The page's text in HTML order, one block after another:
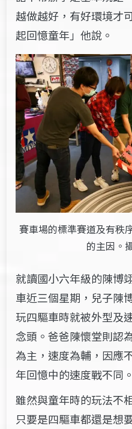
越做越好，有好環境才
起回憶童年」他說。
賽車場的標準賽道及有秩
的主因。
就讀國小六年級的陳博
車近三個星期， 兒子陳
玩四驅車時就被外型及
念頭。爸爸陳懷堂則認
為主，速度為輔，因應
年回憶中的速度戰不同。
雖然與童年時的玩法不
只要是四驅車都還是想